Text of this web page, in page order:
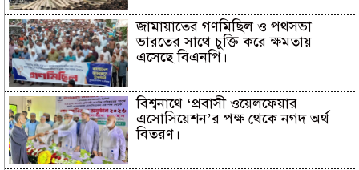
জামায়াতের গণমিছিল ও পথসভা
ভারতের সাথে চুক্তি করে ক্ষমতায়
এসেছে বিএনপি।
বিশ্বনাথে ‘প্রবাসী ওয়েলফেয়ার
এসোসিয়েশন’র পক্ষ থেকে নগদ অর্থ
বিতরণ।